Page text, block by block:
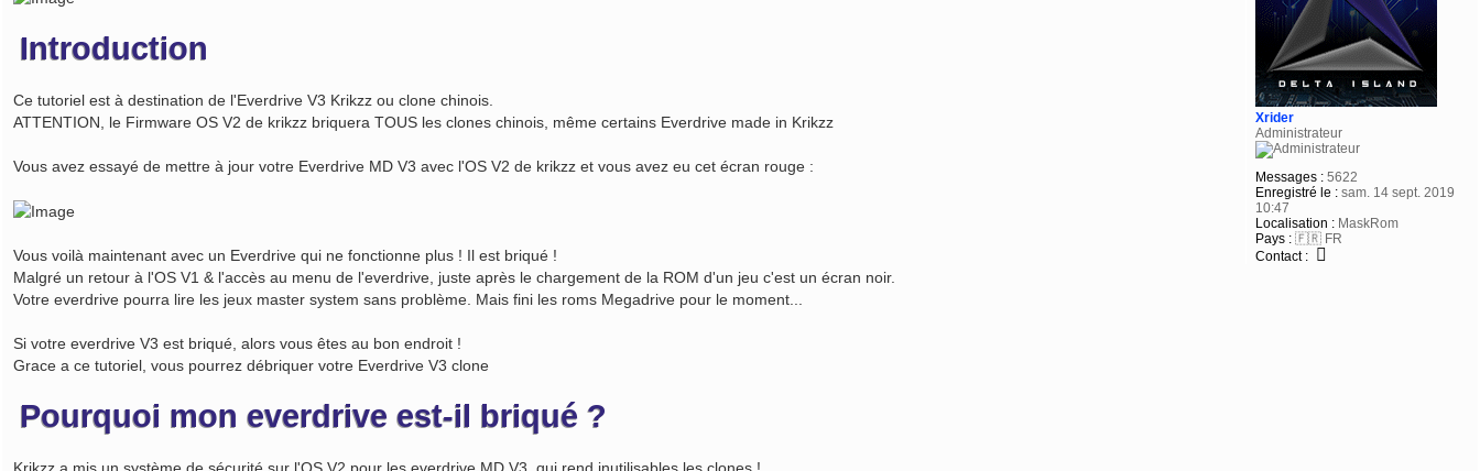
Xrider
Administrateur
Messages : 5622
Enregistré le : sam. 14 sept. 2019
10:47
Localisation : MaskRom
Pays : 🇫🇷 FR
Contact :
s
g
Introduction
Ce tutoriel est à destination de l'Everdrive V3 Krikzz ou clone chinois.
ATTENTION, le Firmware OS V2 de krikzz briquera TOUS les clones chinois, même certains Everdrive made in Krikzz
Vous avez essayé de mettre à jour votre Everdrive MD V3 avec l'OS V2 de krikzz et vous avez eu cet écran rouge :
Vous voilà maintenant avec un Everdrive qui ne fonctionne plus ! Il est briqué !
Malgré un retour à l'OS V1 & l'accès au menu de l'everdrive, juste après le chargement de la ROM d'un jeu c'est un écran noir.
Votre everdrive pourra lire les jeux master system sans problème. Mais fini les roms Megadrive pour le moment...
Si votre everdrive V3 est briqué, alors vous êtes au bon endroit !
Grace a ce tutoriel, vous pourrez débriquer votre Everdrive V3 clone
Pourquoi mon everdrive est-il briqué ?
Krikzz a mis un système de sécurité sur l'OS V2 pour les everdrive MD V3, qui rend inutilisables les clones !